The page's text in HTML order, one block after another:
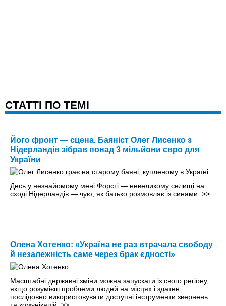
CТАТТІ ПО ТЕМІ
Його фронт — сцена. Баяніст Олег Лисенко з
Нідерландів зібрав понад 3 мільйони євро для
України
Десь у незнайомому мені Форсті — невеликому селищі на
сході Нідерландів — чую, як батько розмовляє із синами. >>
Олена Хотенко: «Україна не раз втрачала свободу
й незалежність саме через брак єдності»
Масштабні державні зміни можна запускати із свого регіону,
якщо розумієш проблеми людей на місцях і здатен
послідовно використовувати доступні інструменти звернень